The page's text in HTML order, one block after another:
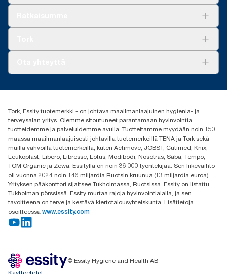
(+358) 9 5068 8222
Oy Essity Finland Ab
Revontulenkuja 1
02100 Espoo
Tork, Essity tuotemerkki - on johtava maailmanlaajuinen hygienia- ja
terveysalan yritys. Olemme sitoutuneet parantamaan hyvinvointia
tuotteidemme ja palveluidemme avulla. Tuotteitamme myydään noin 150
maassa maailmanlaajuisesti johtavilla tuotemerkeillä TENA ja Tork sekä
muilla vahvoilla tuotemerkeillä, kuten Actimove, JOBST, Cutimed, Knix,
Leukoplast, Libero, Libresse, Lotus, Modibodi, Nosotras, Saba, Tempo,
TOM Organic ja Zewa. Essityllä on noin 36 000 työntekijää. Sen liikevaihto
oli vuonna 2024 noin 146 miljardia Ruotsin kruunua (13 miljardia euroa).
Yrityksen pääkonttori sijaitsee Tukholmassa, Ruotsissa. Essity on listattu
Tukholman pörssissä. Essity murtaa rajoja hyvinvointialalla, ja sen
tavoitteena on terve ja kestävä kiertotalousyhteiskunta. Lisätietoja
osoitteessa www.essity.com
© Essity Hygiene and Health AB